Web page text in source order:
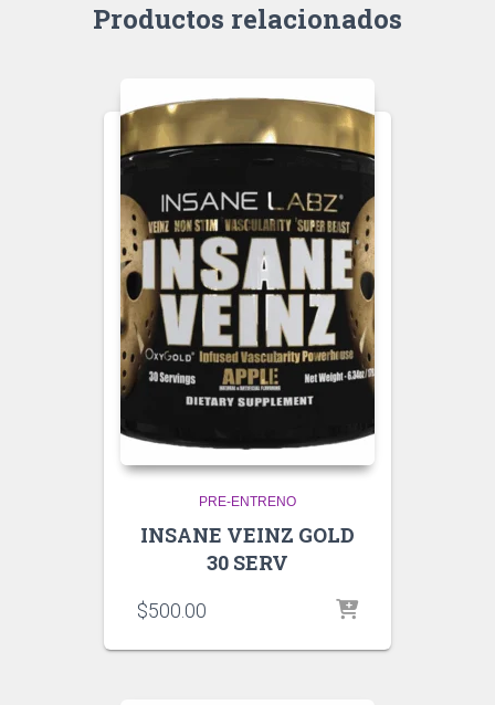
Productos relacionados
PRE-ENTRENO
INSANE VEINZ GOLD
30 SERV
$500.00